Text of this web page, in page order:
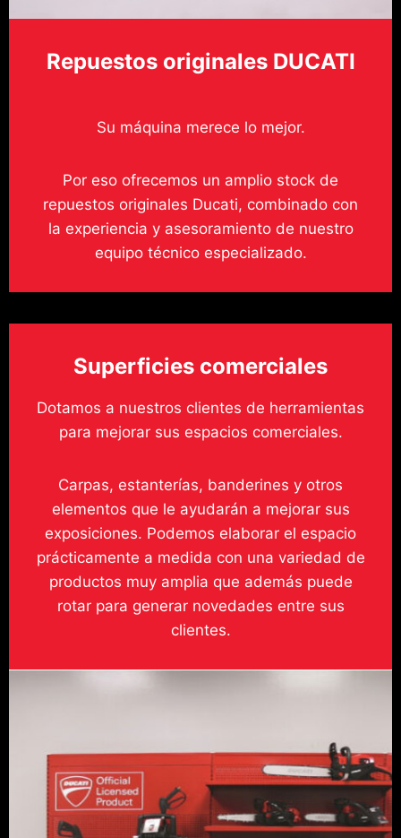
Repuestos originales DUCATI
Su máquina merece lo mejor.
Por eso ofrecemos un amplio stock de
repuestos originales Ducati, combinado con
la experiencia y asesoramiento de nuestro
equipo técnico especializado.
Superficies comerciales
Dotamos a nuestros clientes de herramientas
para mejorar sus espacios comerciales.
Carpas, estanterías, banderines y otros
elementos que le ayudarán a mejorar sus
exposiciones. Podemos elaborar el espacio
prácticamente a medida con una variedad de
productos muy amplia que además puede
rotar para generar novedades entre sus
clientes.